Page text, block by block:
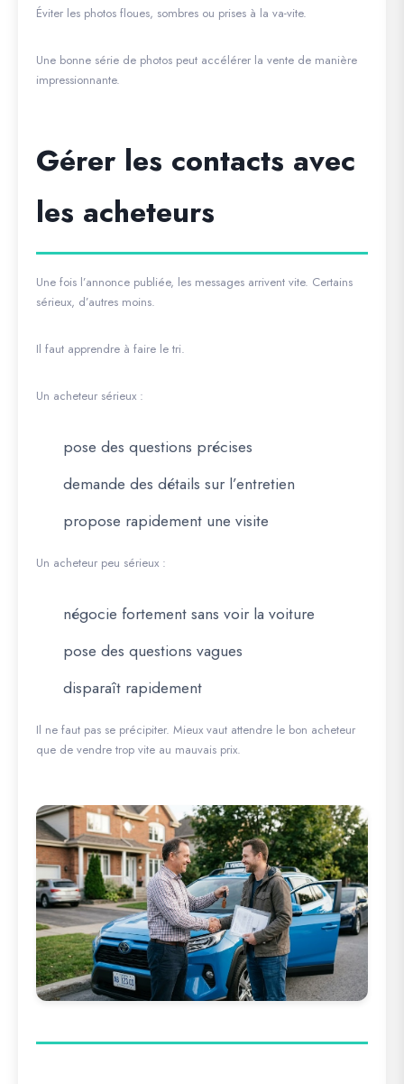
Éviter les photos floues, sombres ou prises à la va-vite.
Une bonne série de photos peut accélérer la vente de manière
impressionnante.
Gérer les contacts avec
les acheteurs
Une fois l’annonce publiée, les messages arrivent vite. Certains
sérieux, d’autres moins.
Il faut apprendre à faire le tri.
Un acheteur sérieux :
pose des questions précises
demande des détails sur l’entretien
propose rapidement une visite
Un acheteur peu sérieux :
négocie fortement sans voir la voiture
pose des questions vagues
disparaît rapidement
Il ne faut pas se précipiter. Mieux vaut attendre le bon acheteur
que de vendre trop vite au mauvais prix.